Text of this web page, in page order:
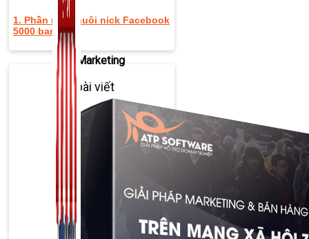
Zalo Marketing
104 bài viết
New
1. Phần mềm nuôi nick Facebook
5000 bạn bè